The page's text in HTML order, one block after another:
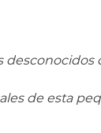
de esta